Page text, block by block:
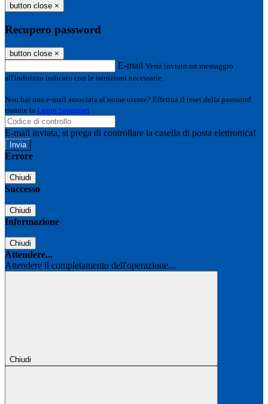
button close ×
Recupero password
button close ×
E-mail Verrà inviato un messaggio
all'indirizzo indicato con le istruzioni necessarie.
Non hai una e-mail associata al nome utente? Effettua il reset della password
tramite la Login Spaggiari
E-mail inviata, si prega di controllare la casella di posta elettronica!
Errore
Chiudi
Successo
Chiudi
Informazione
Chiudi
Attendere...
Attendere il completamento dell'operazione...
Chiudi